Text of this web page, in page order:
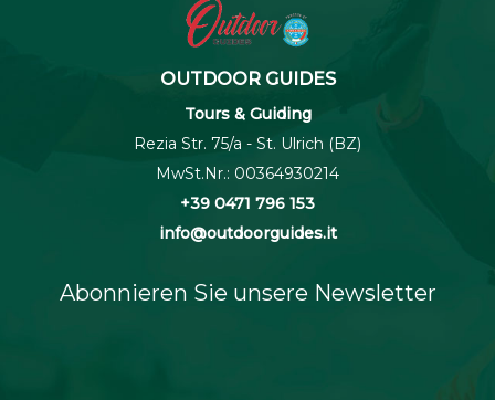
OUTDOOR GUIDES
Tours & Guiding
Rezia Str. 75/a - St. Ulrich (BZ)
MwSt.Nr.: 00364930214
+39 0471 796 153
info@outdoorguides.it
Abonnieren Sie unsere Newsletter